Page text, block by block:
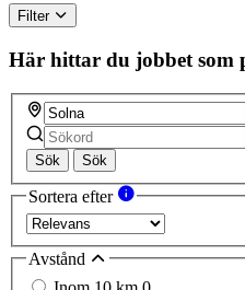
ignore
this
field
Filter
Här hittar du jobbet som
Sök Sök
Sortera efter
Avstånd